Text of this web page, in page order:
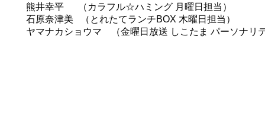
熊井幸平 （カラフル☆ハミング 月曜日担当）
石原奈津美 （とれたてランチBOX 木曜日担当）
ヤマナカショウマ （金曜日放送 しこたま パーソナリ